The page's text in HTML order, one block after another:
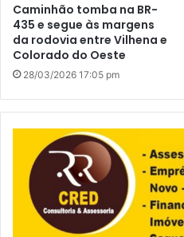
Caminhão tomba na BR-
435 e segue às margens
da rodovia entre Vilhena e
Colorado do Oeste
28/03/2026 17:05 pm